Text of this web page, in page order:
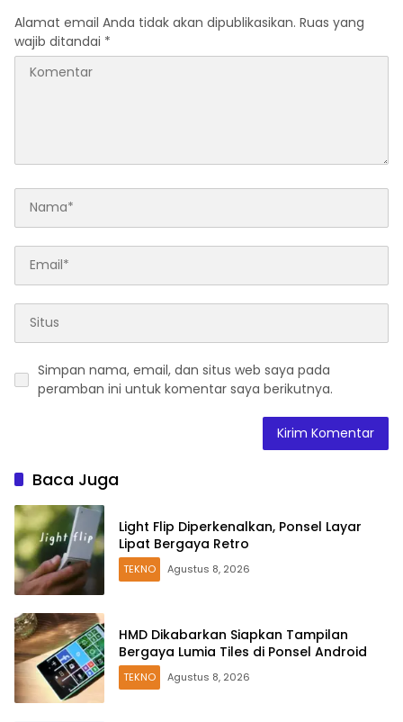
Alamat email Anda tidak akan dipublikasikan. Ruas yang
wajib ditandai *
Simpan nama, email, dan situs web saya pada
peramban ini untuk komentar saya berikutnya.
Baca Juga
Light Flip Diperkenalkan, Ponsel Layar
Lipat Bergaya Retro
TEKNO Agustus 8, 2026
HMD Dikabarkan Siapkan Tampilan
Bergaya Lumia Tiles di Ponsel Android
TEKNO Agustus 8, 2026